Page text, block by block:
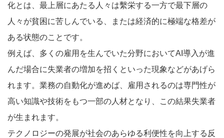
化とは、最上層にあたる人々は繫栄する一方で最下層の
人々が貧困に苦しんでいる、または経済的に極端な格差が
ある状態のことです。
例えば、多くの雇用を生んでいた分野においてAI導入が進
んだ場合に失業者の増加を招くといった現象などがあげら
れます。業務の自動化が進めば、雇用されるのは専門性が
高い知識や技術をもつ一部の人材となり、この結果失業者
が生まれます。
テクノロジーの発展が社会のあらゆる利便性を向上する反